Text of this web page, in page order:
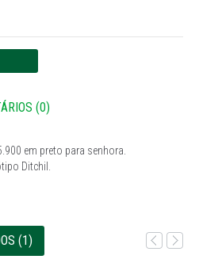
(0)
em preto para senhora.
Ditchil.
(1)